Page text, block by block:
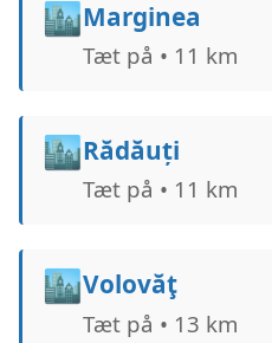
🏙️Marginea
Tæt på • 11 km
🏙️Rădăuți
Tæt på • 11 km
🏙️Volovăţ
Tæt på • 13 km